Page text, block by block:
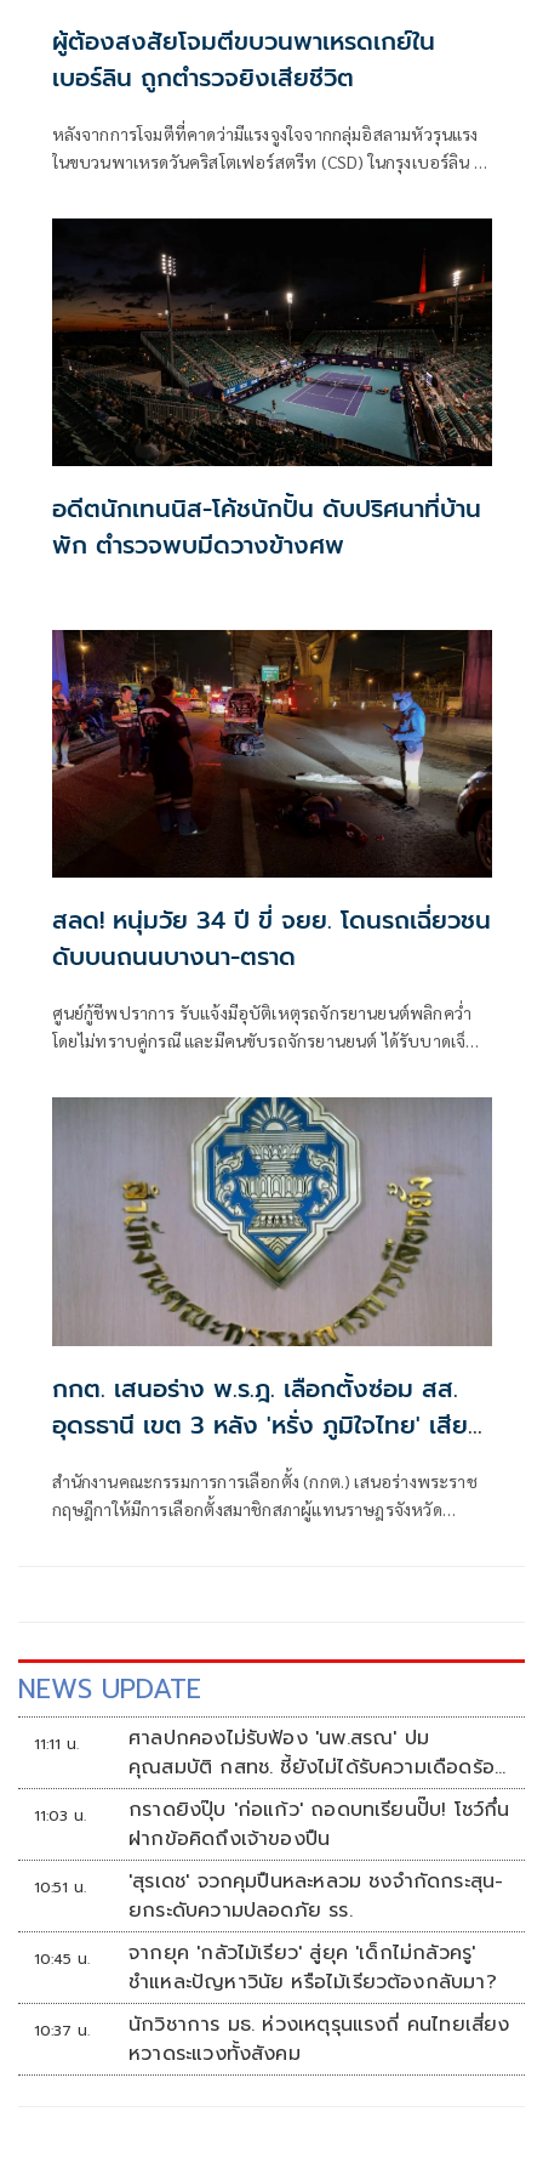
ผู้ต้องสงสัยโจมตีขบวนพาเหรดเกย์ใน
เบอร์ลิน ถูกตำรวจยิงเสียชีวิต
หลังจากการโจมตีที่คาดว่ามีแรงจูงใจจากกลุ่มอิสลามหัวรุนแรง
ในขบวนพาเหรดวันคริสโตเฟอร์สตรีท (CSD) ในกรุงเบอร์ลิน ผู้
อดีตนักเทนนิส-โค้ชนักปั้น ดับปริศนาที่บ้าน
พัก ตำรวจพบมีดวางข้างศพ
สลด! หนุ่มวัย 34 ปี ขี่ จยย. โดนรถเฉี่ยวชน
ดับบนถนนบางนา-ตราด
ศูนย์กู้ชีพปราการ รับแจ้งมีอุบัติเหตุรถจักรยานยนต์พลิกคว่ำ
โดยไม่ทราบคู่กรณี และมีคนขับรถจักรยานยนต์ ได้รับบาดเจ็บ
กกต. เสนอร่าง พ.ร.ฎ. เลือกตั้งซ่อม สส.
อุดรธานี เขต 3 หลัง 'หรั่ง ภูมิใจไทย' เสีย
สำนักงานคณะกรรมการการเลือกตั้ง (กกต.) เสนอร่างพระราช
กฤษฎีกาให้มีการเลือกตั้งสมาชิกสภาผู้แทนราษฎรจังหวัด
NEWS UPDATE
11:11 น.
ศาลปกคองไม่รับฟ้อง 'นพ.สรณ' ปม
คุณสมบัติ กสทช. ชี้ยังไม่ได้รับความเดือดร้อน
เสียหาย
11:03 น.
กราดยิงปุ๊บ 'ก่อแก้ว' ถอดบทเรียนปั๊บ! โชว์กึ๋น
ฝากข้อคิดถึงเจ้าของปืน
10:51 น.
'สุรเดช' จวกคุมปืนหละหลวม ชงจำกัดกระสุน-
ยกระดับความปลอดภัย รร.
10:45 น.
จากยุค 'กลัวไม้เรียว' สู่ยุค 'เด็กไม่กลัวครู'
ชำแหละปัญหาวินัย หรือไม้เรียวต้องกลับมา?
10:37 น.
นักวิชาการ มธ. ห่วงเหตุรุนแรงถี่ คนไทยเสี่ยง
หวาดระแวงทั้งสังคม